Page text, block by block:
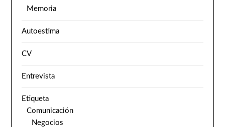
Memoria
Autoestima
CV
Entrevista
Etiqueta
Comunicación
Negocios